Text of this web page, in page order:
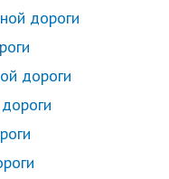
дороги
дороги